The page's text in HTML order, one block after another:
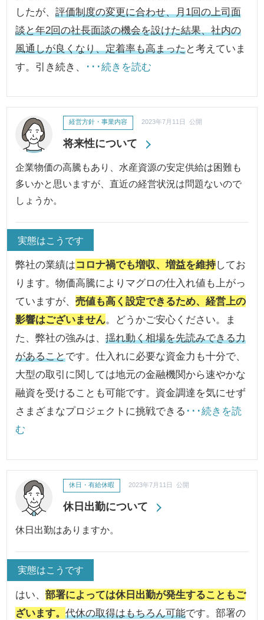
したが、評価制度の変更に合わせ、月1回の上司面
談と年2回の社長面談の機会を設けた結果、社内の
風通しが良くなり、定着率も高まったと考えていま
す。引き続き、
･･･続きを読む
将来性について
経営方針・事業内容 2023年7月11日 公開
企業物価の高騰もあり、水産資源の安定供給は困難も
多いかと思いますが、直近の経営状況は問題ないので
しょうか。
実態はこうです
弊社の業績はコロナ禍でも増収、増益を維持してお
ります。物価高騰によりマグロの仕入れ値も上がっ
ていますが、売値も高く設定できるため、経営上の
影響はございません。どうかご安心ください。ま
た、弊社の強みは、揺れ動く相場を先読みできる力
があることです。仕入れに必要な資金力も十分で、
大型の取引に関しては地元の金融機関から速やかな
融資を受けることも可能です。資金調達を気にせず
さまざまなプロジェクトに挑戦できる ･･･続きを読
む
休日出勤について
休日・有給休暇 2023年7月11日 公開
休日出勤はありますか。
実態はこうです
はい、部署によっては休日出勤が発生することもご
ざいます。代休の取得はもちろん可能です。部署の